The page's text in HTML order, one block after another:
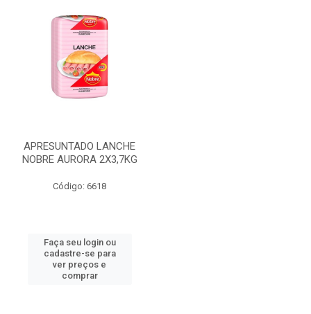
APRESUNTADO LANCHE
NOBRE AURORA 2X3,7KG
Código: 6618
Faça seu login ou
cadastre-se para
ver preços e
comprar